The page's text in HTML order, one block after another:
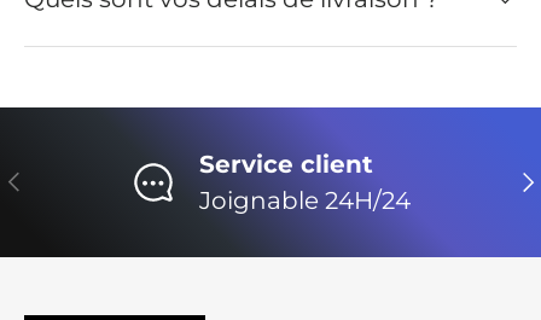
Précédent
Service client
Joignable 24H/24